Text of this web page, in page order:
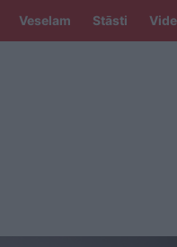
Veselam Stāsti